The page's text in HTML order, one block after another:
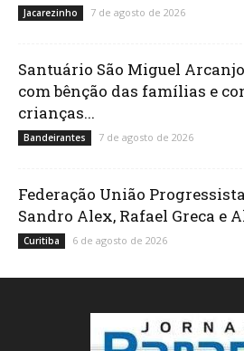
Jacarezinho 7 de agosto de 2026
Santuário São Miguel
com bênção das famílias e
crianças...
Bandeirantes 7 de agosto de 2026
Federação União
Sandro Alex, Rafael Greca e
Curitiba 6 de agosto de 2026